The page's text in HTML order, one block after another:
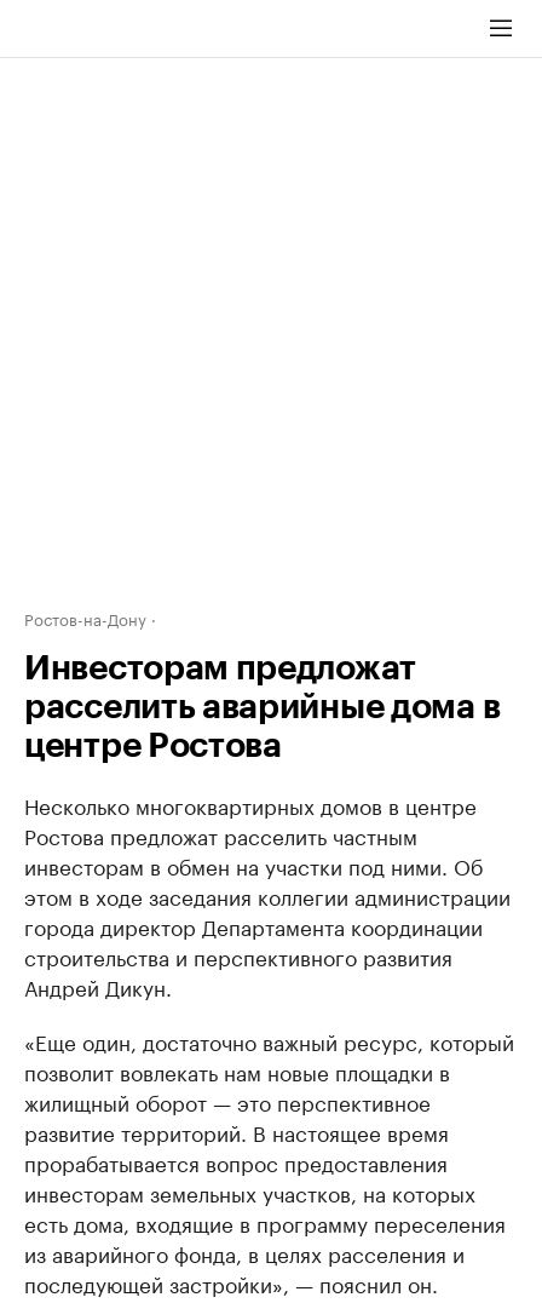
Ростов-на-Дону
Инвесторам предложат
расселить аварийные дома в
центре Ростова
Несколько многоквартирных домов в центре
Ростова предложат расселить частным
инвесторам в обмен на участки под ними. Об
этом в ходе заседания коллегии администрации
города директор Департамента координации
строительства и перспективного развития
Андрей Дикун.
«Еще один, достаточно важный ресурс, который
позволит вовлекать нам новые площадки в
жилищный оборот — это перспективное
развитие территорий. В настоящее время
прорабатывается вопрос предоставления
инвесторам земельных участков, на которых
есть дома, входящие в программу переселения
из аварийного фонда, в целях расселения и
последующей застройки», — пояснил он.